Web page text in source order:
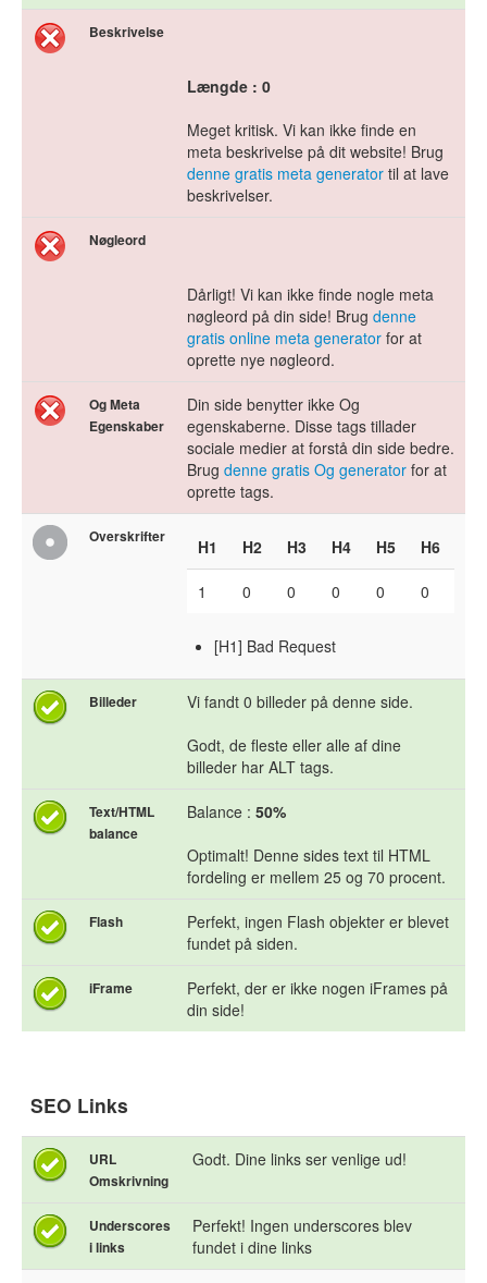
Beskrivelse
Længde : 0
Meget kritisk. Vi kan ikke finde en
meta beskrivelse på dit website! Brug
denne gratis meta generator til at lave
beskrivelser.
Nøgleord
Dårligt! Vi kan ikke finde nogle meta
nøgleord på din side! Brug denne
gratis online meta generator for at
oprette nye nøgleord.
Og Meta
Egenskaber
Din side benytter ikke Og
egenskaberne. Disse tags tillader
sociale medier at forstå din side bedre.
Brug denne gratis Og generator for at
oprette tags.
Overskrifter H1 H2 H3 H4 H5 H6
1 0 0 0 0 0
[H1] Bad Request
Billeder
Vi fandt 0 billeder på denne side.
Godt, de fleste eller alle af dine
billeder har ALT tags.
Text/HTML
balance
Balance : 50%
Optimalt! Denne sides text til HTML
fordeling er mellem 25 og 70 procent.
Flash
Perfekt, ingen Flash objekter er blevet
fundet på siden.
iFrame
Perfekt, der er ikke nogen iFrames på
din side!
SEO Links
URL
Omskrivning
Godt. Dine links ser venlige ud!
Underscores
i links
Perfekt! Ingen underscores blev
fundet i dine links